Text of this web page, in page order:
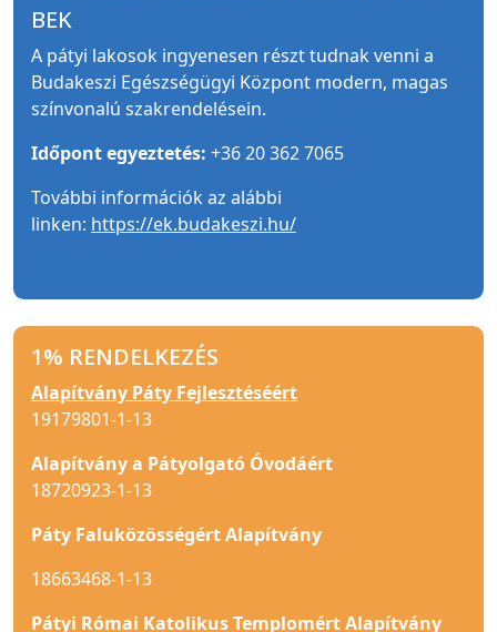
BEK
A pátyi lakosok ingyenesen részt tudnak venni a
Budakeszi Egészségügyi Központ modern, magas
színvonalú szakrendelésein.
Időpont egyeztetés: +36 20 362 7065
További információk az alábbi
linken: https://ek.budakeszi.hu/
1% RENDELKEZÉS
Alapítvány Páty Fejlesztéséért
19179801-1-13
Alapítvány a Pátyolgató Óvodáért
18720923-1-13
Páty Faluközösségért Alapítvány
18663468-1-13
Pátyi Római Katolikus Templomért Alapítvány